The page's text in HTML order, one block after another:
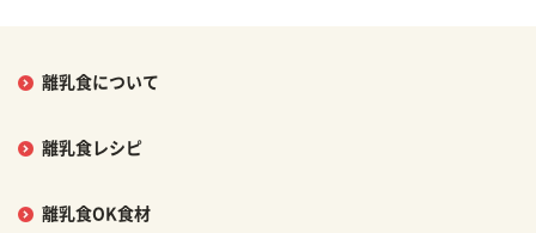
離乳食について
離乳食レシピ
離乳食OK食材